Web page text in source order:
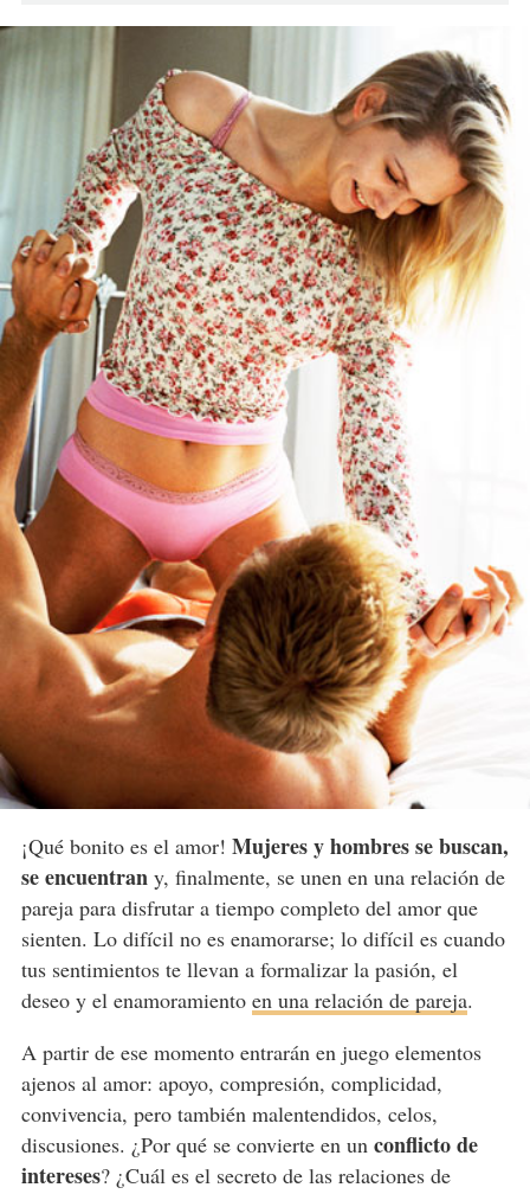
¡Qué bonito es el amor! Mujeres y hombres se buscan,
se encuentrany, finalmente, se unen en una relación de
pareja para disfrutar a tiempo completo del amor que
sienten. Lo difícil no es enamorarse; lo difícil es cuando
tus sentimientos te llevan a formalizar la pasión, el
deseo y el enamoramiento en una relación de pareja.
A partir de ese momento entrarán en juego elementos
ajenos al amor: apoyo, compresión, complicidad,
convivencia, pero también malentendidos, celos,
discusiones. ¿Por qué se convierte en un conflicto de
intereses? ¿Cuál es el secreto de las relaciones de